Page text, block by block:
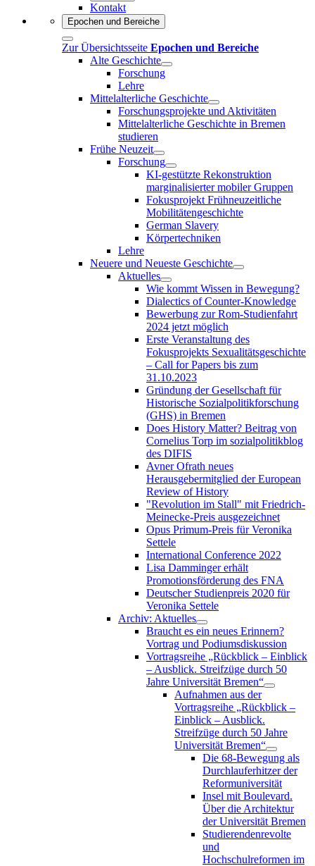
Kontakt
Epochen und Bereiche
Zur Übersichtsseite Epochen und Bereiche
Alte Geschichte
Forschung
Lehre
Mittelalterliche Geschichte
Forschungsprojekte und Aktivitäten
Mittelalterliche Geschichte in Bremen
studieren
Frühe Neuzeit
Forschung
KI-gestützte Rekonstruktion
marginalisierter mobiler Gruppen
Fokusprojekt Frühneuzeitliche
Mobilitätengeschichte
German Slavery
Körpertechniken
Lehre
Neuere und Neueste Geschichte
Aktuelles
Wie kommt Wissen in Bewegung?
Dialectics of Counter-Knowledge
Bewerbung zur Rom-Studienfahrt
2024 jetzt möglich
Erste Veranstaltung des
Fokusprojekts Sexualitätsgeschichte
– Call for Papers bis zum
31.10.2023
Gründung der Gesellschaft für
Historische Sozialpolitikforschung
(GHS) in Bremen
Does History Matter? Beitrag von
Cornelius Torp im sozialpolitikblog
des DIFIS
Avner Ofrath neues
Herausgebermitglied der European
Review of History
"Revolution im Stall" mit Friedrich-
Meinecke-Preis ausgezeichnet
Opus Primum-Preis für Veronika
Settele
International Conference 2022
Lisa Damminger erhält
Promotionsförderung des FNA
Deutscher Studienpreis 2020 für
Veronika Settele
Archiv: Aktuelles
Braucht es ein neues Erinnern?
Vortrag und Podiumsdiskussion
Vortragsreihe „Rückblick – Einblick
– Ausblick. Streifzüge durch 50
Jahre Universität Bremen“
Aufnahmen aus der
Vortragsreihe „Rückblick –
Einblick – Ausblick.
Streifzüge durch 50 Jahre
Universität Bremen“
Die 68-Bewegung als
Durchlauferhitzer der
Reformuniversität
Insel mit Boulevard.
Über die Architektur
der Universität Bremen
Studierendenrevolte
und
Hochschulreformen im